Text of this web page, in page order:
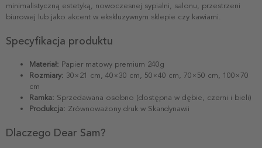
minimalistyczną estetyką, nowoczesnej sypialni, salonu, przestrzeni
biurowej lub jako akcent w ekskluzywnym sklepie czy kawiarni.
Specyfikacja produktu
Materiał: Papier matowy premium 240g
Rozmiary: 30×21 cm, 40×30 cm, 50×40 cm, 70×50 cm, 100×70
cm
Ramka: Sprzedawana osobno (dostępna w dębie, czerni i bieli)
Produkcja: Zrównoważony druk w Skandynawii
Dlaczego Dear Sam?